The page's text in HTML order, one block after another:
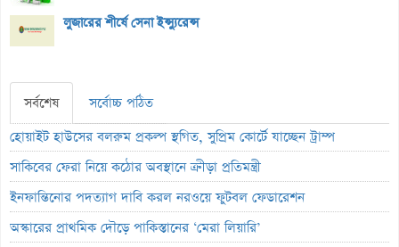
লুজারের শীর্ষে সেনা ইন্স্যুরেন্স
সর্বশেষ
সর্বোচ্চ পঠিত
হোয়াইট হাউসের বলরুম প্রকল্প স্থগিত, সুপ্রিম কোর্টে যাচ্ছেন ট্রাম্প
সাকিবের ফেরা নিয়ে কঠোর অবস্থানে ক্রীড়া প্রতিমন্ত্রী
ইনফান্তিনোর পদত্যাগ দাবি করল নরওয়ে ফুটবল ফেডারেশন
অস্কারের প্রাথমিক দৌড়ে পাকিস্তানের ‘মেরা লিয়ারি’